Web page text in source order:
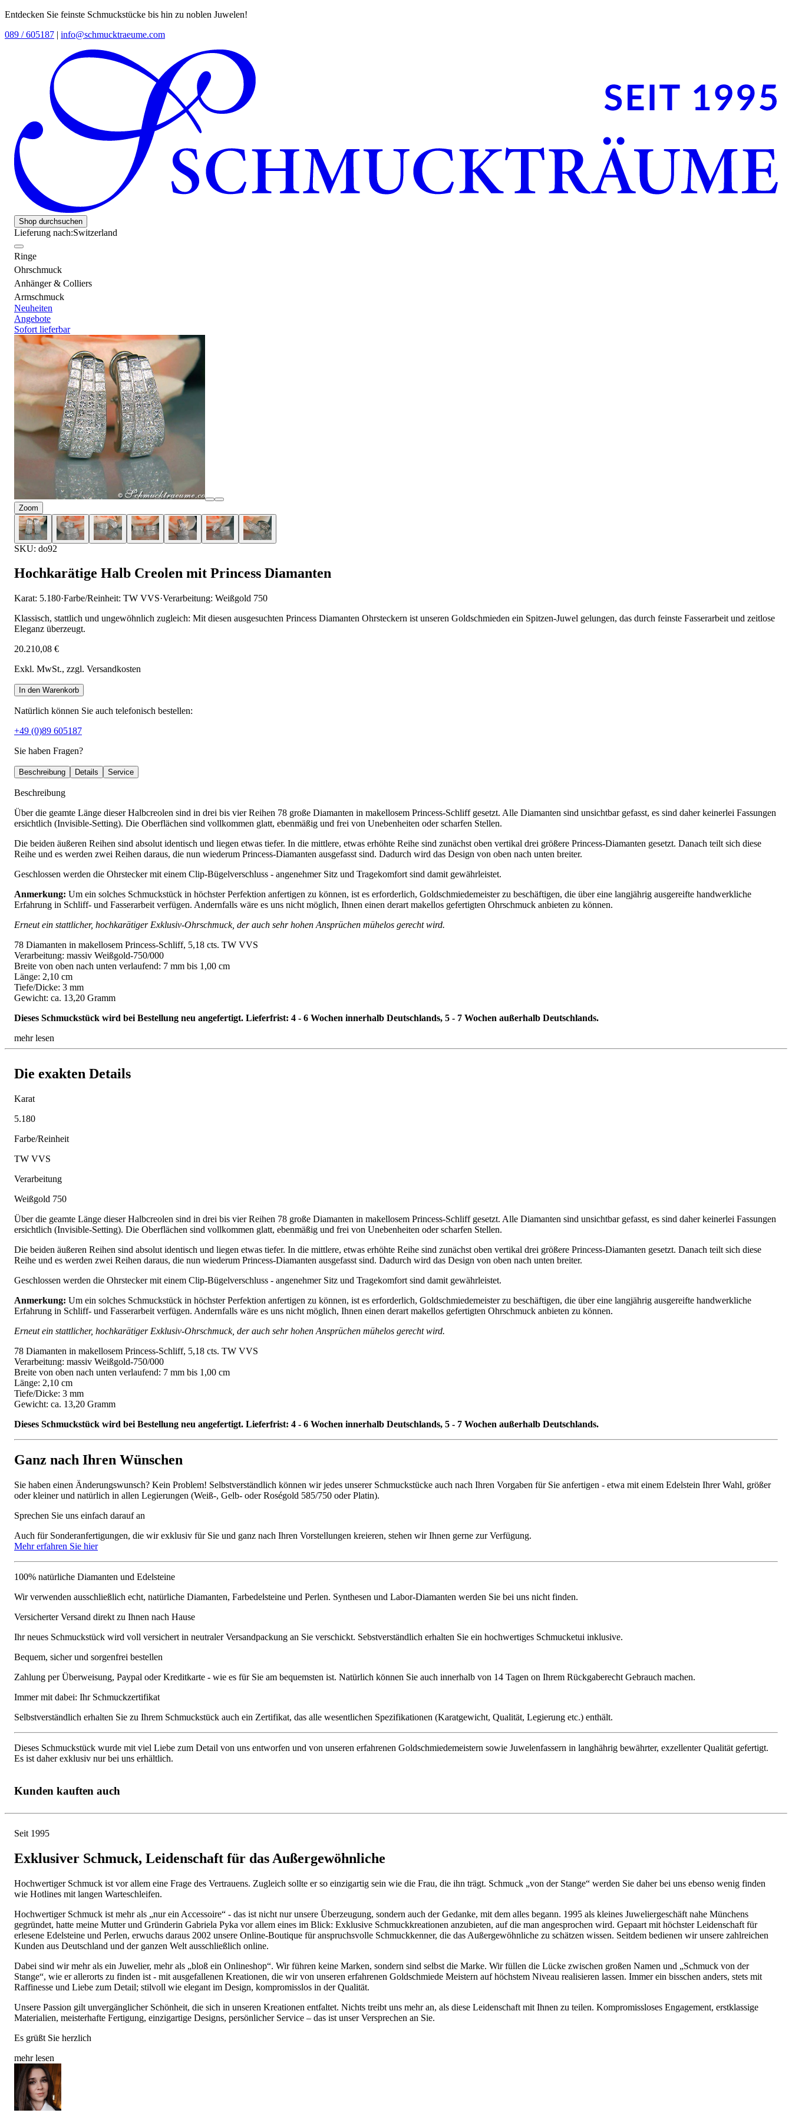
Entdecken Sie feinste Schmuckstücke bis hin zu noblen Juwelen!
089 / 605187 | info@schmucktraeume.com
Shop durchsuchen
Lieferung nach:Switzerland
Ringe
Ohrschmuck
Anhänger & Colliers
Armschmuck
Neuheiten
Angebote
Sofort lieferbar
Zoom
SKU: do92
Hochkarätige Halb Creolen mit Princess Diamanten
Karat: 5.180·Farbe/Reinheit: TW VVS·Verarbeitung: Weißgold 750
Klassisch, stattlich und ungewöhnlich zugleich: Mit diesen ausgesuchten Princess Diamanten Ohrsteckern ist unseren Goldschmieden ein Spitzen-Juwel gelungen, das durch feinste Fasserarbeit und zeitlose
Eleganz überzeugt.
20.210,08 €
Exkl. MwSt., zzgl. Versandkosten
In den Warenkorb
Natürlich können Sie auch telefonisch bestellen:
+49 (0)89 605187
Sie haben Fragen?
Beschreibung Details Service
Beschreibung
Über die geamte Länge dieser Halbcreolen sind in drei bis vier Reihen 78 große Diamanten in makellosem Princess-Schliff gesetzt. Alle Diamanten sind unsichtbar gefasst, es sind daher keinerlei Fassungen
ersichtlich (Invisible-Setting). Die Oberflächen sind vollkommen glatt, ebenmäßig und frei von Unebenheiten oder scharfen Stellen.
Die beiden äußeren Reihen sind absolut identisch und liegen etwas tiefer. In die mittlere, etwas erhöhte Reihe sind zunächst oben vertikal drei größere Princess-Diamanten gesetzt. Danach teilt sich diese
Reihe und es werden zwei Reihen daraus, die nun wiederum Princess-Diamanten ausgefasst sind. Dadurch wird das Design von oben nach unten breiter.
Geschlossen werden die Ohrstecker mit einem Clip-Bügelverschluss - angenehmer Sitz und Tragekomfort sind damit gewährleistet.
Anmerkung: Um ein solches Schmuckstück in höchster Perfektion anfertigen zu können, ist es erforderlich, Goldschmiedemeister zu beschäftigen, die über eine langjährig ausgereifte handwerkliche
Erfahrung in Schliff- und Fasserarbeit verfügen. Andernfalls wäre es uns nicht möglich, Ihnen einen derart makellos gefertigten Ohrschmuck anbieten zu können.
Erneut ein stattlicher, hochkarätiger Exklusiv-Ohrschmuck, der auch sehr hohen Ansprüchen mühelos gerecht wird.
78 Diamanten in makellosem Princess-Schliff, 5,18 cts. TW VVS
Verarbeitung: massiv Weißgold-750/000
Breite von oben nach unten verlaufend: 7 mm bis 1,00 cm
Länge: 2,10 cm
Tiefe/Dicke: 3 mm
Gewicht: ca. 13,20 Gramm
Dieses Schmuckstück wird bei Bestellung neu angefertigt. Lieferfrist: 4 - 6 Wochen innerhalb Deutschlands, 5 - 7 Wochen außerhalb Deutschlands.
mehr lesen
Die exakten Details
Karat
5.180
Farbe/Reinheit
TW VVS
Verarbeitung
Weißgold 750
Über die geamte Länge dieser Halbcreolen sind in drei bis vier Reihen 78 große Diamanten in makellosem Princess-Schliff gesetzt. Alle Diamanten sind unsichtbar gefasst, es sind daher keinerlei Fassungen
ersichtlich (Invisible-Setting). Die Oberflächen sind vollkommen glatt, ebenmäßig und frei von Unebenheiten oder scharfen Stellen.
Die beiden äußeren Reihen sind absolut identisch und liegen etwas tiefer. In die mittlere, etwas erhöhte Reihe sind zunächst oben vertikal drei größere Princess-Diamanten gesetzt. Danach teilt sich diese
Reihe und es werden zwei Reihen daraus, die nun wiederum Princess-Diamanten ausgefasst sind. Dadurch wird das Design von oben nach unten breiter.
Geschlossen werden die Ohrstecker mit einem Clip-Bügelverschluss - angenehmer Sitz und Tragekomfort sind damit gewährleistet.
Anmerkung: Um ein solches Schmuckstück in höchster Perfektion anfertigen zu können, ist es erforderlich, Goldschmiedemeister zu beschäftigen, die über eine langjährig ausgereifte handwerkliche
Erfahrung in Schliff- und Fasserarbeit verfügen. Andernfalls wäre es uns nicht möglich, Ihnen einen derart makellos gefertigten Ohrschmuck anbieten zu können.
Erneut ein stattlicher, hochkarätiger Exklusiv-Ohrschmuck, der auch sehr hohen Ansprüchen mühelos gerecht wird.
78 Diamanten in makellosem Princess-Schliff, 5,18 cts. TW VVS
Verarbeitung: massiv Weißgold-750/000
Breite von oben nach unten verlaufend: 7 mm bis 1,00 cm
Länge: 2,10 cm
Tiefe/Dicke: 3 mm
Gewicht: ca. 13,20 Gramm
Dieses Schmuckstück wird bei Bestellung neu angefertigt. Lieferfrist: 4 - 6 Wochen innerhalb Deutschlands, 5 - 7 Wochen außerhalb Deutschlands.
Ganz nach Ihren Wünschen
Sie haben einen Änderungswunsch? Kein Problem! Selbstverständlich können wir jedes unserer Schmuckstücke auch nach Ihren Vorgaben für Sie anfertigen - etwa mit einem Edelstein Ihrer Wahl, größer
oder kleiner und natürlich in allen Legierungen (Weiß-, Gelb- oder Roségold 585/750 oder Platin).
Sprechen Sie uns einfach darauf an
Auch für Sonderanfertigungen, die wir exklusiv für Sie und ganz nach Ihren Vorstellungen kreieren, stehen wir Ihnen gerne zur Verfügung.
Mehr erfahren Sie hier
100% natürliche Diamanten und Edelsteine
Wir verwenden ausschließlich echt, natürliche Diamanten, Farbedelsteine und Perlen. Synthesen und Labor-Diamanten werden Sie bei uns nicht finden.
Versicherter Versand direkt zu Ihnen nach Hause
Ihr neues Schmuckstück wird voll versichert in neutraler Versandpackung an Sie verschickt. Sebstverständlich erhalten Sie ein hochwertiges Schmucketui inklusive.
Bequem, sicher und sorgenfrei bestellen
Zahlung per Überweisung, Paypal oder Kreditkarte - wie es für Sie am bequemsten ist. Natürlich können Sie auch innerhalb von 14 Tagen on Ihrem Rückgaberecht Gebrauch machen.
Immer mit dabei: Ihr Schmuckzertifikat
Selbstverständlich erhalten Sie zu Ihrem Schmuckstück auch ein Zertifikat, das alle wesentlichen Spezifikationen (Karatgewicht, Qualität, Legierung etc.) enthält.
Dieses Schmuckstück wurde mit viel Liebe zum Detail von uns entworfen und von unseren erfahrenen Goldschmiedemeistern sowie Juwelenfassern in langhährig bewährter, exzellenter Qualität gefertigt.
Es ist daher exklusiv nur bei uns erhältlich.
Kunden kauften auch
Seit 1995
Exklusiver Schmuck, Leidenschaft für das Außergewöhnliche
Hochwertiger Schmuck ist vor allem eine Frage des Vertrauens. Zugleich sollte er so einzigartig sein wie die Frau, die ihn trägt. Schmuck „von der Stange“ werden Sie daher bei uns ebenso wenig finden
wie Hotlines mit langen Warteschleifen.
Hochwertiger Schmuck ist mehr als „nur ein Accessoire“ - das ist nicht nur unsere Überzeugung, sondern auch der Gedanke, mit dem alles begann. 1995 als kleines Juweliergeschäft nahe Münchens
gegründet, hatte meine Mutter und Gründerin Gabriela Pyka vor allem eines im Blick: Exklusive Schmuckkreationen anzubieten, auf die man angesprochen wird. Gepaart mit höchster Leidenschaft für
erlesene Edelsteine und Perlen, erwuchs daraus 2002 unsere Online-Boutique für anspruchsvolle Schmuckkenner, die das Außergewöhnliche zu schätzen wissen. Seitdem bedienen wir unsere zahlreichen
Kunden aus Deutschland und der ganzen Welt ausschließlich online.
Dabei sind wir mehr als ein Juwelier, mehr als „bloß ein Onlineshop“. Wir führen keine Marken, sondern sind selbst die Marke. Wir füllen die Lücke zwischen großen Namen und „Schmuck von der
Stange“, wie er allerorts zu finden ist - mit ausgefallenen Kreationen, die wir von unseren erfahrenen Goldschmiede Meistern auf höchstem Niveau realisieren lassen. Immer ein bisschen anders, stets mit
Raffinesse und Liebe zum Detail; stilvoll wie elegant im Design, kompromisslos in der Qualität.
Unsere Passion gilt unvergänglicher Schönheit, die sich in unseren Kreationen entfaltet. Nichts treibt uns mehr an, als diese Leidenschaft mit Ihnen zu teilen. Kompromissloses Engagement, erstklassige
Materialien, meisterhafte Fertigung, einzigartige Designs, persönlicher Service – das ist unser Versprechen an Sie.
Es grüßt Sie herzlich
mehr lesen